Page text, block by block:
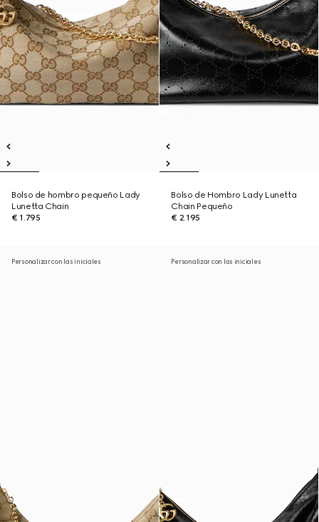
Bolso de hombro pequeño Lady
Lunetta Chain
€ 1.795
Bolso de Hombro Lady Lunetta
Chain Pequeño
€ 2.195
Personalizar con las iniciales Personalizar con las iniciales